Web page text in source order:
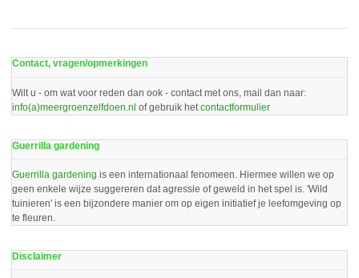
Contact, vragen/opmerkingen
Wilt u - om wat voor reden dan ook - contact met ons, mail dan naar:
info(a)meergroenzelfdoen.nl of gebruik het contactformulier
Guerrilla gardening
Guerrilla gardening is een internationaal fenomeen. Hiermee willen we op
geen enkele wijze suggereren dat agressie of geweld in het spel is. 'Wild
tuinieren' is een bijzondere manier om op eigen initiatief je leefomgeving op
te fleuren.
Disclaimer